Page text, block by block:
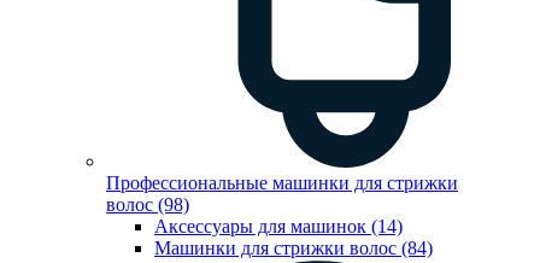
Профессиональные машинки для стрижки
волос (98)
Аксессуары для машинок (14)
Машинки для стрижки волос (84)